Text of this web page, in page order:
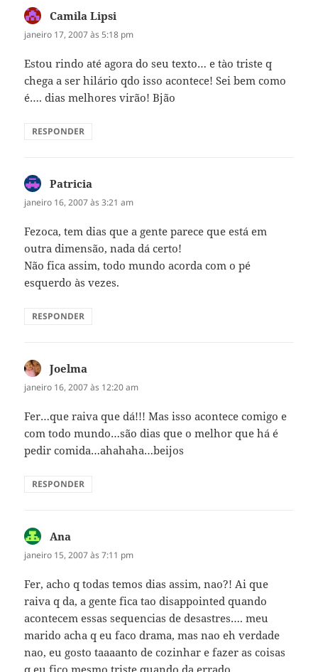
Camila Lipsi
janeiro 17, 2007 às 5:18 pm
Estou rindo até agora do seu texto… e tào triste q
chega a ser hilário qdo isso acontece! Sei bem como
é…. dias melhores virão! Bjão
RESPONDER
Patricia
janeiro 16, 2007 às 3:21 am
Fezoca, tem dias que a gente parece que está em
outra dimensão, nada dá certo!
Não fica assim, todo mundo acorda com o pé
esquerdo às vezes.
RESPONDER
Joelma
janeiro 16, 2007 às 12:20 am
Fer…que raiva que dá!!! Mas isso acontece comigo e
com todo mundo…são dias que o melhor que há é
pedir comida…ahahaha…beijos
RESPONDER
Ana
janeiro 15, 2007 às 7:11 pm
Fer, acho q todas temos dias assim, nao?! Ai que
raiva q da, a gente fica tao disappointed quando
acontecem essas sequencias de desastres…. meu
marido acha q eu faco drama, mas nao eh verdade
nao, eu gosto taaaanto de cozinhar e fazer as coisas